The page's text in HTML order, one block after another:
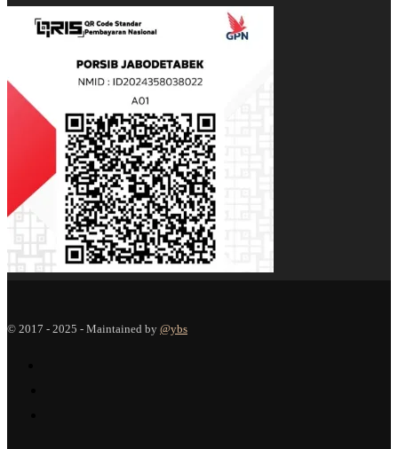
© 2017 - 2025 - Maintained by @ybs